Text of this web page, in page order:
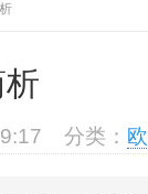
分类：